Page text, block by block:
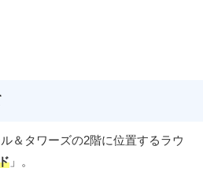
＆タワーズの2階に位置するラウ
」。